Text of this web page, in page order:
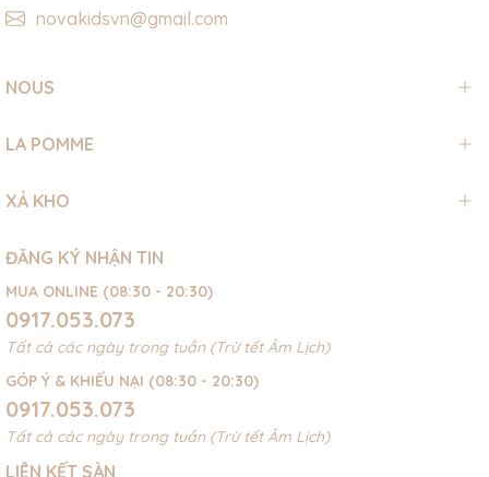
novakidsvn@gmail.com
NOUS
LA POMME
XẢ KHO
ĐĂNG KÝ NHẬN TIN
MUA ONLINE (08:30 - 20:30)
0917.053.073
Tất cả các ngày trong tuần (Trừ tết Âm Lịch)
GÓP Ý & KHIẾU NẠI (08:30 - 20:30)
0917.053.073
Tất cả các ngày trong tuần (Trừ tết Âm Lịch)
LIÊN KẾT SÀN